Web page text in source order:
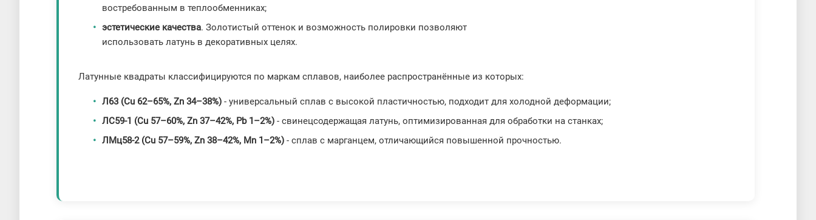
востребованным в теплообменниках;
эстетические качества. Золотистый оттенок и возможность полировки позволяют
использовать латунь в декоративных целях.
Латунные квадраты классифицируются по маркам сплавов, наиболее распространённые из которых:
Л63 (Cu 62–65%, Zn 34–38%) - универсальный сплав с высокой пластичностью, подходит для холодной деформации;
ЛС59-1 (Cu 57–60%, Zn 37–42%, Pb 1–2%)- свинецсодержащая латунь, оптимизированная для обработки на станках;
ЛМц58-2 (Cu 57–59%, Zn 38–42%, Mn 1–2%) - сплав с марганцем, отличающийся повышенной прочностью.